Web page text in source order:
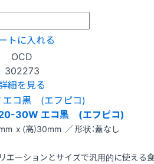
トに入れる
OCD
302273
細を見る
30W エコ黒 (エフピコ)
x (高)30mm ／ 形状：蓋なし
エーションとサイズで汎用的に使える